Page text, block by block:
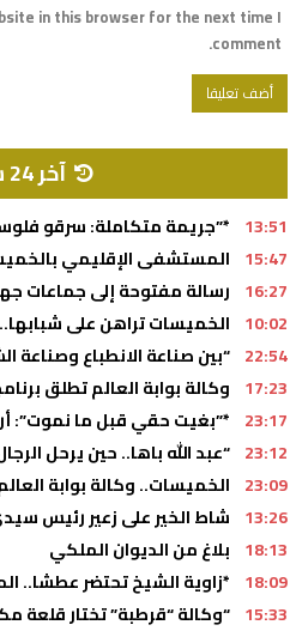
in this browser for the next time I
comment.
آخر 24 ساعة
13:51 *”جريمة متكاملة: سرقو
15:47 المستشفى الإقليمي
16:27 رسالة مفتوحة إلى جماعات
10:02 الخميسات تراهن على
22:54 “بين صناعة الانطباع وصناعة
17:23 وكالة بوابة العالم تطلق برنامج عمرة أكتوبر 2026 برحلات
23:17 *”بغيت حقي قبل ما نموت”: أرملة مريضة ضحية تزوير
23:12 “عبد الله باها.. حين يرحل
23:09 الخميسات.. وكالة بوابة
13:26 شاط الخير على زعير رئيس
18:13 بلاغ من الديوان الملكي
18:09 *زاوية الشيخ تحتضر عطشا..
15:33 “وكالة “قرطبة” تختار